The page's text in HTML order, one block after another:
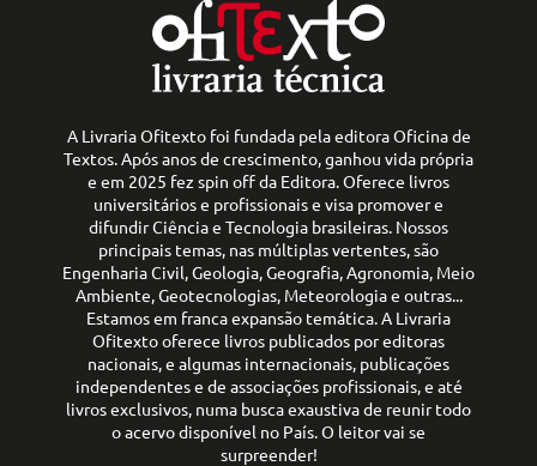
A Livraria Ofitexto foi fundada pela editora Oficina de
Textos. Após anos de crescimento, ganhou vida própria
e em 2025 fez spin off da Editora. Oferece livros
universitários e profissionais e visa promover e
difundir Ciência e Tecnologia brasileiras. Nossos
principais temas, nas múltiplas vertentes, são
Engenharia Civil, Geologia, Geografia, Agronomia, Meio
Ambiente, Geotecnologias, Meteorologia e outras...
Estamos em franca expansão temática. A Livraria
Ofitexto oferece livros publicados por editoras
nacionais, e algumas internacionais, publicações
independentes e de associações profissionais, e até
livros exclusivos, numa busca exaustiva de reunir todo
o acervo disponível no País. O leitor vai se
surpreender!